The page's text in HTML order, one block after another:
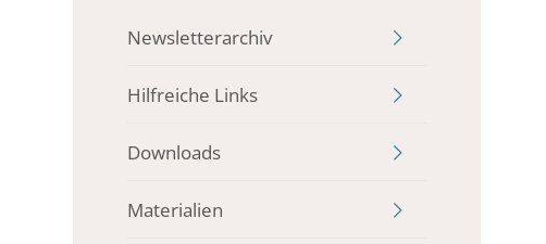
Newsletterarchiv
Hilfreiche Links
Downloads
Materialien